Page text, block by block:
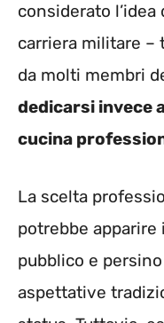
considerato
carriera militare –
da molti membri
dedicarsi invece
cucina
La scelta
potrebbe
pubblico e
aspettative